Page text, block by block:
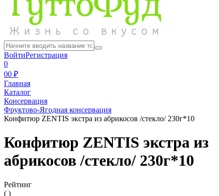
ВойтиРегистрация
0
00 ₽
Главная
Каталог
Консервация
Фруктово-Ягодная консервация
Конфитюр ZENTIS экстра из абрикосов /стекло/ 230г*10
Конфитюр ZENTIS экстра из
абрикосов /стекло/ 230г*10
Рейтинг
( )